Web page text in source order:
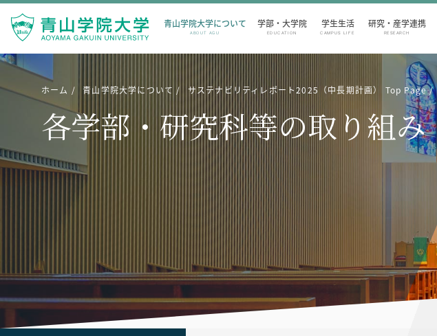
青山学院大学について
ABOUT AGU
学部・大学院
EDUCATION
学生生活
CAMPUS LIFE
研究・産学連携
RESEARCH
ホーム 青山学院大学について サステナビリティレポート2025（中長期計画） Top Page
各学部・研究科等の取り組み